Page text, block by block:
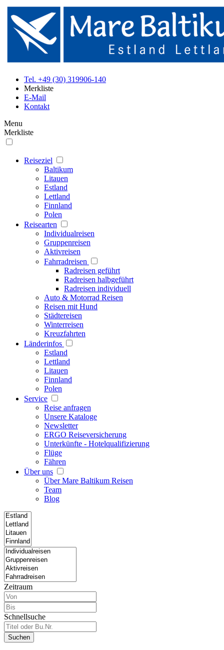
Tel. +49 (30) 319906-140
Merkliste
E-Mail
Kontakt
Menu
Merkliste
Reiseziel
Baltikum
Litauen
Estland
Lettland
Finnland
Polen
Reisearten
Individualreisen
Gruppenreisen
Aktivreisen
Fahrradreisen
Radreisen geführt
Radreisen halbgeführt
Radreisen individuell
Auto & Motorrad Reisen
Reisen mit Hund
Städtereisen
Winterreisen
Kreuzfahrten
Länderinfos
Estland
Lettland
Litauen
Finnland
Polen
Service
Reise anfragen
Unsere Kataloge
Newsletter
ERGO Reiseversicherung
Unterkünfte - Hotelqualifizierung
Flüge
Fähren
Über uns
Über Mare Baltikum Reisen
Team
Blog
Zeitraum
Schnellsuche
Suchen